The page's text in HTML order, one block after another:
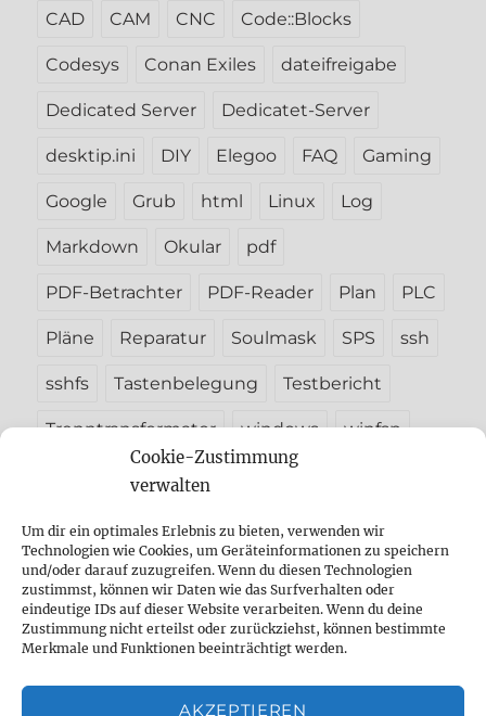
Cookie-Zustimmung
verwalten
Um dir ein optimales Erlebnis zu bieten, verwenden wir
Technologien wie Cookies, um Geräteinformationen zu speichern
und/oder darauf zuzugreifen. Wenn du diesen Technologien
zustimmst, können wir Daten wie das Surfverhalten oder
eindeutige IDs auf dieser Website verarbeiten. Wenn du deine
Zustimmung nicht erteilst oder zurückziehst, können bestimmte
Merkmale und Funktionen beeinträchtigt werden.
AKZEPTIEREN
CAD CAM CNC Code::Blocks
Codesys Conan Exiles dateifreigabe
Dedicated Server Dedicatet-Server
desktip.ini DIY Elegoo FAQ Gaming
Google Grub html Linux Log
Markdown Okular pdf
PDF-Betrachter PDF-Reader Plan PLC
Pläne Reparatur Soulmask SPS ssh
sshfs Tastenbelegung Testbericht
Trenntransformator windows winfsp
Betriebssysteme
öffnen
Technik
öffnen
Tutorials